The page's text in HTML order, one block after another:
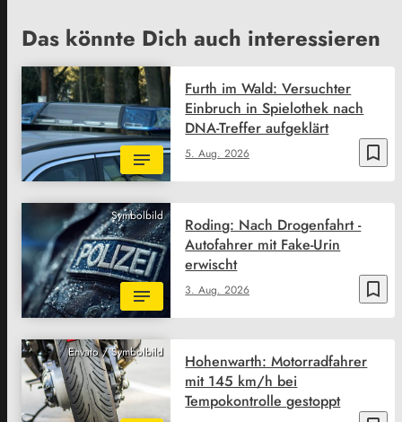
Das könnte Dich auch interessieren
bookmark_border
5. Aug. 2026
Furth im Wald: Versuchter
Einbruch in Spielothek nach
DNA-Treffer aufgeklärt
Symbolbild
bookmark_border
3. Aug. 2026
Roding: Nach Drogenfahrt -
Autofahrer mit Fake-Urin
erwischt
Envato / Symbolbild
Hohenwarth: Motorradfahrer
mit 145 km/h bei
Tempokontrolle gestoppt